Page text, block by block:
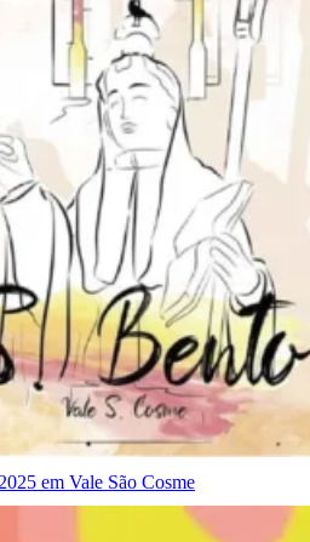
em Vale São Cosme